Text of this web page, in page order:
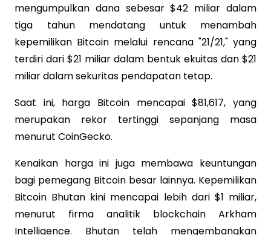
mengumpulkan dana sebesar $42 miliar dalam
tiga tahun mendatang untuk menambah
kepemilikan Bitcoin melalui rencana "21/21," yang
terdiri dari $21 miliar dalam bentuk ekuitas dan $21
miliar dalam sekuritas pendapatan tetap.
Saat ini, harga Bitcoin mencapai $81,617, yang
merupakan rekor tertinggi sepanjang masa
menurut CoinGecko.
Kenaikan harga ini juga membawa keuntungan
bagi pemegang Bitcoin besar lainnya. Kepemilikan
Bitcoin Bhutan kini mencapai lebih dari $1 miliar,
menurut firma analitik blockchain Arkham
Intelligence. Bhutan telah mengembangkan